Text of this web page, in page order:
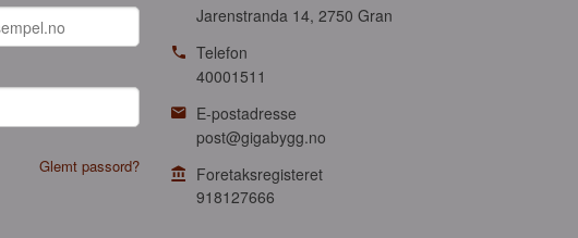
Glemt passord?
Jarenstranda 14, 2750 Gran
Telefon
40001511
E-postadresse
post@gigabygg.no
Foretaksregisteret
918127666